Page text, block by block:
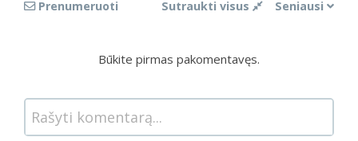
Prenumeruoti Seniausi
Sutraukti visus
Būkite pirmas pakomentavęs.
Rašyti komentarą...